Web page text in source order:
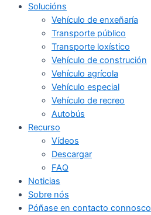
Solucións
Vehículo de enxeñaría
Transporte público
Transporte loxístico
Vehículo de construción
Vehículo agrícola
Vehículo especial
Vehículo de recreo
Autobús
Recurso
Vídeos
Descargar
FAQ
Noticias
Sobre nós
Póñase en contacto connosco